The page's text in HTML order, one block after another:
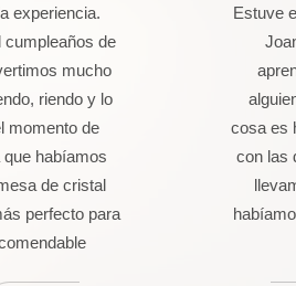
experiencia.
cumpleaños de
mucho
riendo y lo
momento de
habíamos
de cristal
perfecto para
Estuve
cosa es
con las